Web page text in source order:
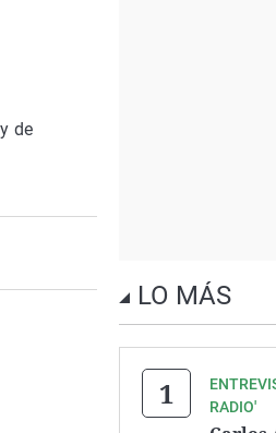
de
LO MÁS
RADIO'